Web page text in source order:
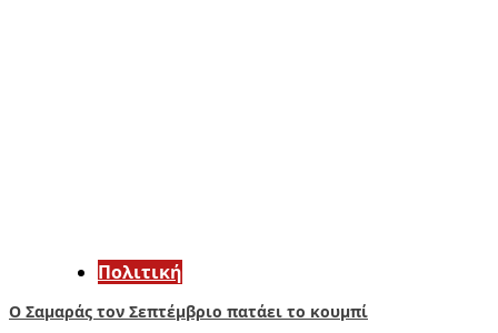
Πολιτική
Ο Σαμαράς τον Σεπτέμβριο πατάει το κουμπί